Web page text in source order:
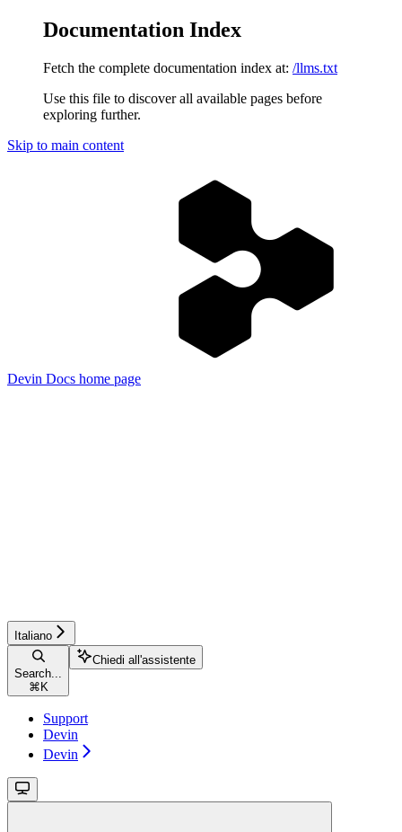
Documentation Index
Fetch the complete documentation index at: /llms.txt
Use this file to discover all available pages before
exploring further.
Skip to main content
Devin Docs home page
Italiano
Search...
⌘ K
Chiedi all'assistente
Support
Devin
Devin